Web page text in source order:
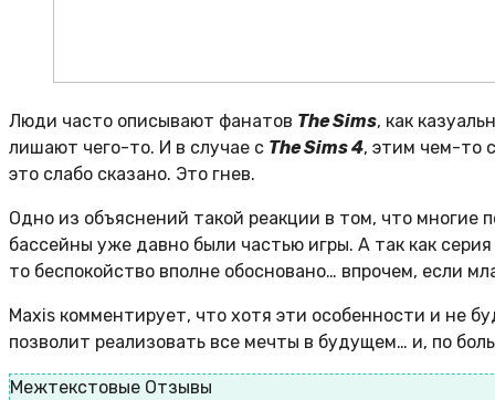
Люди часто описывают фанатов The Sims, как
лишают чего-то. И в случае с The Sims 4, этим чем-то
это слабо сказано. Это гнев.
Одно из объяснений такой реакции в том, что многие
бассейны уже давно были частью игры. А так как
то беспокойство вполне обосновано… впрочем, если
Maxis комментирует, что хотя эти особенности и не
позволит реализовать все мечты в будущем… и, по
Межтекстовые Отзывы